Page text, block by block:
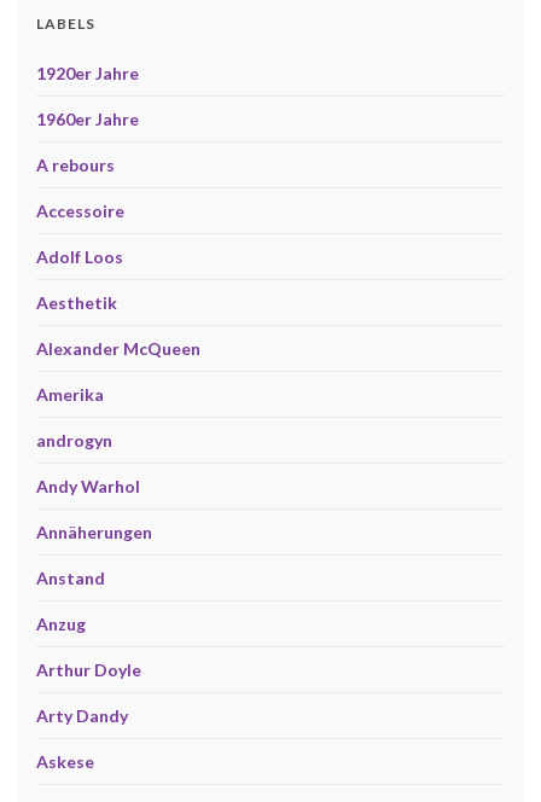
LABELS
1920er Jahre
1960er Jahre
A rebours
Accessoire
Adolf Loos
Aesthetik
Alexander McQueen
Amerika
androgyn
Andy Warhol
Annäherungen
Anstand
Anzug
Arthur Doyle
Arty Dandy
Askese